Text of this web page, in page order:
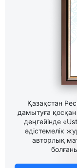
Қазақстан
дамытуға
деңгейінде
әдістемелік
авторлық